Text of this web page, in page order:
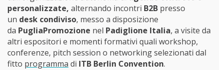
personalizzate, alternando incontri B2B presso
un desk condiviso, messo a disposizione
da PugliaPromozione nel Padiglione Italia, a visite da
altri espositori e momenti formativi quali workshop,
conferenze, pitch session o networking selezionati dal
fitto programma di ITB Berlin Convention.